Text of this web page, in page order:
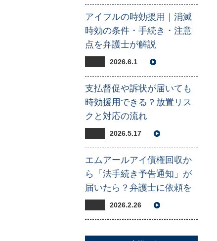
アイフルの時効援用｜消滅
時効の条件・手続き・注意
点を弁護士が解説
2026.6.1
支払督促や訴状が届いても
時効援用できる？放置リス
クと対応の流れ
2026.5.17
エムアールアイ債権回収か
ら「法手続き予告通知」が
届いたら？弁護士に依頼を
2026.2.26